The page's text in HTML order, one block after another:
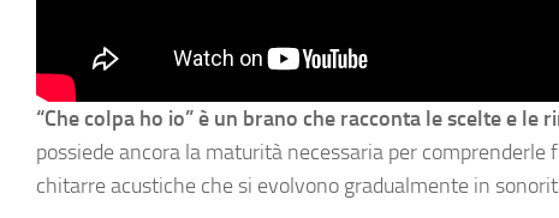
“Che colpa ho io” è un brano che racconta le scelte e
possiede ancora la maturità necessaria per
chitarre acustiche che si evolvono gradualmente in